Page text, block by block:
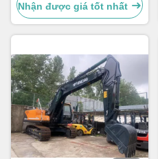
Nhận được giá tốt nhất